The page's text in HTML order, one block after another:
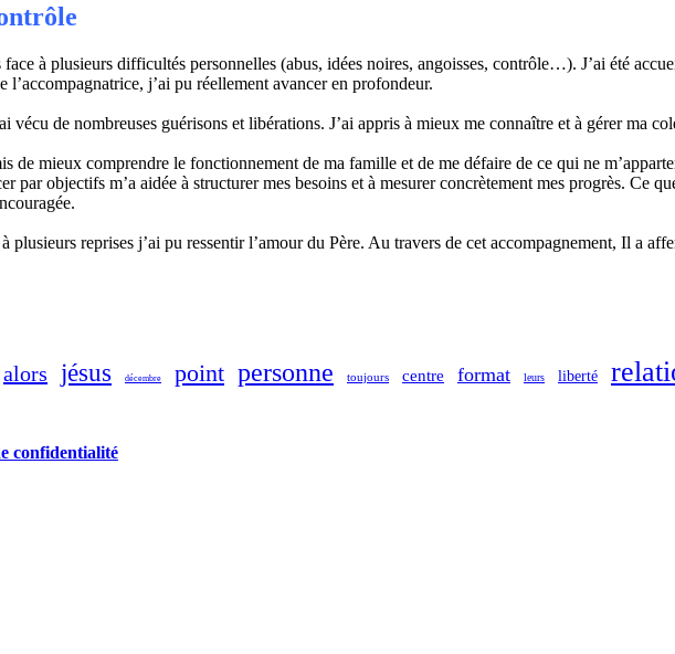
à plusieurs difficultés personnelles (abus, idées noires, angoisses, contrôle…). J’ai été
l’accompagnatrice, j’ai pu réellement avancer en profondeur.
vécu de nombreuses guérisons et libérations. J’ai appris à mieux me connaître et à gérer ma
de mieux comprendre le fonctionnement de ma famille et de me défaire de ce qui ne
par objectifs m’a aidée à structurer mes besoins et à mesurer concrètement mes progrès. Ce
reprises j’ai pu ressentir l’amour du Père. Au travers de cet accompagnement, Il a
alors jésus décembre point personne toujours centre format leurs liberté
confidentialité